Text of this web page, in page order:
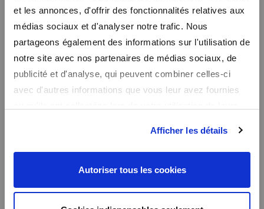
et les annonces, d'offrir des fonctionnalités relatives aux
médias sociaux et d'analyser notre trafic. Nous
partageons également des informations sur l'utilisation de
notre site avec nos partenaires de médias sociaux, de
publicité et d'analyse, qui peuvent combiner celles-ci
avec d'autres informations que vous leur avez fournies
Afficher les détails
Autoriser tous les cookies
en avant première et un code promo de bienvenue de -10%
Sweat à capuche en